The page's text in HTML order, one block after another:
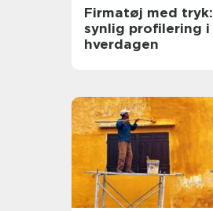
Firmatøj med tryk:
synlig profilering i
hverdagen